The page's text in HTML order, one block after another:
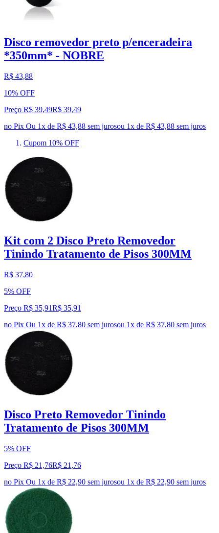
Disco removedor preto p/enceradeira
*350mm* - NOBRE
R$ 43,88
10% OFF
Preço R$ 39,49R$ 39,49
no Pix Ou 1x de R$ 43,88 sem jurosou 1x de R$ 43,88 sem juros
Cupom 10% OFF
Kit com 2 Disco Preto Removedor
Tinindo Tratamento de Pisos 300MM
R$ 37,80
5% OFF
Preço R$ 35,91R$ 35,91
no Pix Ou 1x de R$ 37,80 sem jurosou 1x de R$ 37,80 sem juros
Disco Preto Removedor Tinindo
Tratamento de Pisos 300MM
5% OFF
Preço R$ 21,76R$ 21 ,76
no Pix Ou 1x de R$ 22,90 sem jurosou 1x de R$ 22,90 sem juros